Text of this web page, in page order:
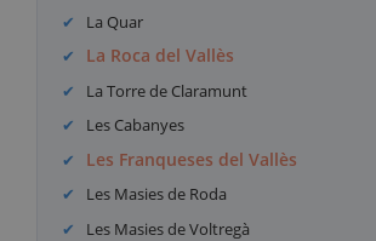
La Quar
La Roca del Vallès
La Torre de Claramunt
Les Cabanyes
Les Franqueses del Vallès
Les Masies de Roda
Les Masies de Voltregà